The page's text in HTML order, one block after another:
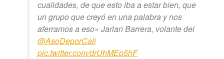
cualidades, de que esto iba a estar bien, que
un grupo que creyó en una palabra y nos
aferramos a eso» Jarlan Barrera, volante del
@AsoDeporCali
pic.twitter.com/drUhMEp5hF